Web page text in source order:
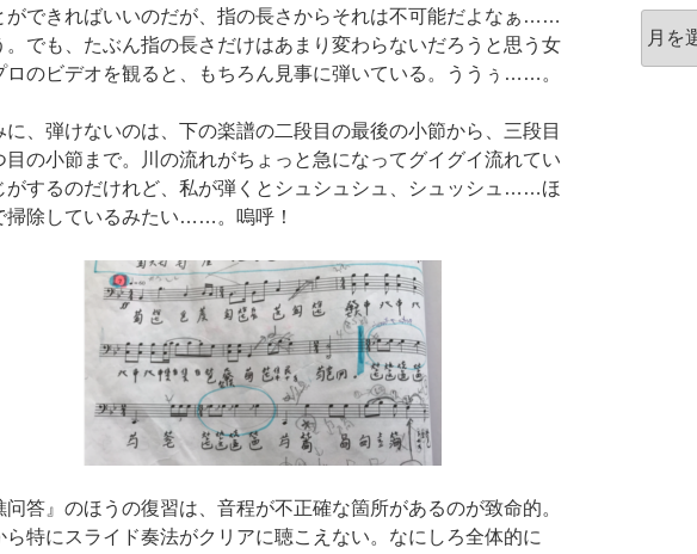
ができればいいのだが、指の長さからそれは不可能だよなぁ……
。でも、たぶん指の長さだけはあまり変わらないだろうと思う女
ロのビデオを観ると、もちろん見事に弾いている。ううぅ……。
に、弾けないのは、下の楽譜の二段目の最後の小節から、三段目
目の小節まで。川の流れがちょっと急になってグイグイ流れてい
がするのだけれど、私が弾くとシュシュシュ、シュッシュ……ほ
掃除しているみたい……。嗚呼！
问答』のほうの復習は、音程が不正確な箇所があるのが致命的。
ら特にスライド奏法がクリアに聴こえない。なにしろ全体的に
ー